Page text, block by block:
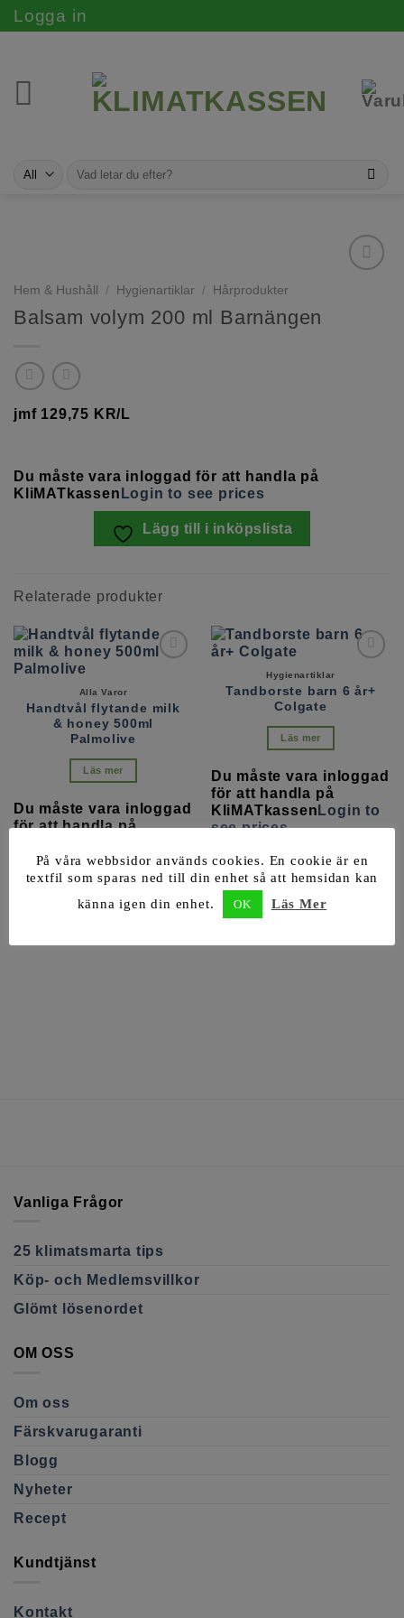
Skip
to
Logga in
efter:
Lägg till i
Hem & Hushåll / Hygienartiklar / Hårprodukter
Balsam volym 200 ml Barnängen
jmf 129,75 KR/L
Du måste vara inloggad för att handla på
KliMATkassen Login to see prices
Lägg till i inköpslista
Relaterade produkter
Lägg till i
inköpslista
Alla Varor
Handtvål flytande milk
& honey 500ml
Palmolive
Läs mer
Du måste vara inloggad
för att handla på
see prices
Lägg till i
Hygienartiklar
Tandborste barn 6 år+
Colgate
Läs mer
Du måste vara inloggad
för att handla på
KliMATkassen Login to
see prices
Vanliga Frågor
25 klimatsmarta tips
Köp- och Medlemsvillkor
Glömt lösenordet
OM OSS
Om oss
Färskvarugaranti
Blogg
Nyheter
Recept
Kundtjänst
Kontakt
På våra webbsidor används cookies. En cookie är en
textfil som sparas ned till din enhet så att hemsidan kan
känna igen din enhet.
OK Läs Mer